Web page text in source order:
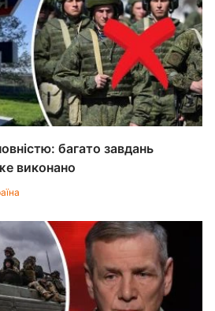
багато завдань
виконано